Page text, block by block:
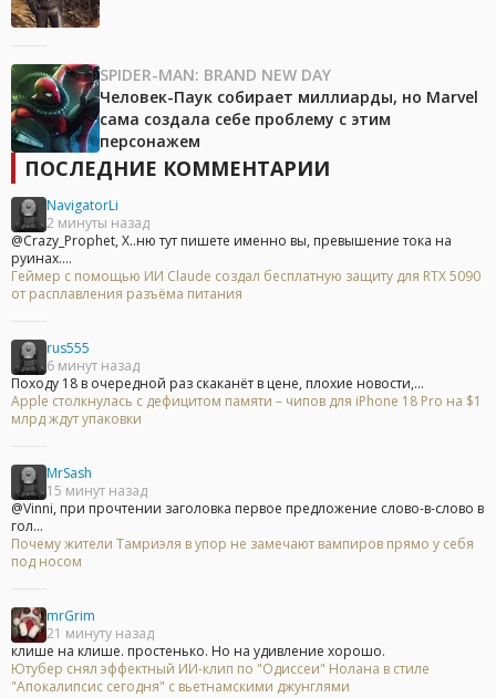
SPIDER-MAN: BRAND NEW DAY
Человек-Паук собирает миллиарды, но Marvel
сама создала себе проблему с этим
персонажем
ПОСЛЕДНИЕ КОММЕНТАРИИ
NavigatorLi
2 минуты назад
@Crazy_Prophet, Х..ню тут пишете именно вы, превышение тока на
руинах....
Геймер с помощью ИИ Claude создал бесплатную защиту для RTX 5090
от расплавления разъёма питания
rus555
6 минут назад
Походу 18 в очередной раз скаканёт в цене, плохие новости,...
Apple столкнулась с дефицитом памяти – чипов для iPhone 18 Pro на $1
млрд ждут упаковки
MrSash
15 минут назад
@Vinni, при прочтении заголовка первое предложение слово-в-слово в
гол...
Почему жители Тамриэля в упор не замечают вампиров прямо у себя
под носом
mrGrim
21 минуту назад
клише на клише. простенько. Но на удивление хорошо.
Ютубер снял эффектный ИИ-клип по "Одиссеи" Нолана в стиле
"Апокалипсис сегодня" с вьетнамскими джунглями